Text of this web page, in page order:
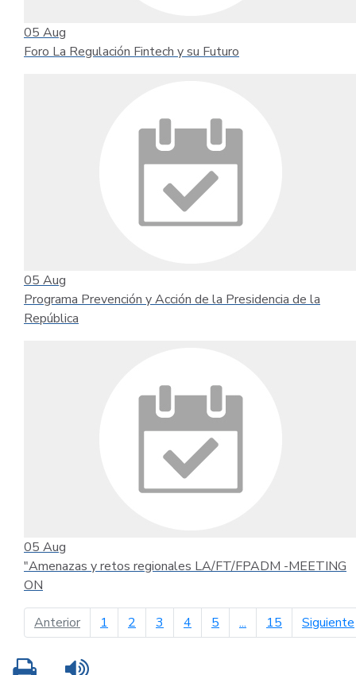
05 Aug
Foro La Regulación Fintech y su Futuro
05 Aug
Programa Prevención y Acción de la Presidencia de la
República
05 Aug
"Amenazas y retos regionales LA/FT/FPADM -MEETING
ON
Anteriorpágina anterior
1 2 3 4 5 ... 15 Siguiente
Imprimir